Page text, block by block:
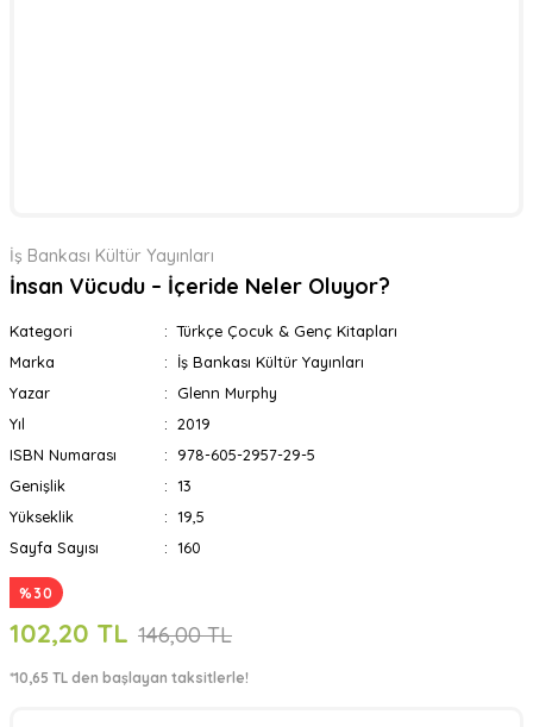
İş Bankası Kültür Yayınları
İnsan Vücudu – İçeride Neler Oluyor?
Kategori
Türkçe Çocuk & Genç Kitapları
Marka
İş Bankası Kültür Yayınları
Yazar
Glenn Murphy
Yıl
2019
ISBN Numarası
978-605-2957-29-5
Genişlik
13
Yükseklik
19,5
Sayfa Sayısı
160
%30
102,20 TL 146,00 TL
*10,65 TL den başlayan taksitlerle!